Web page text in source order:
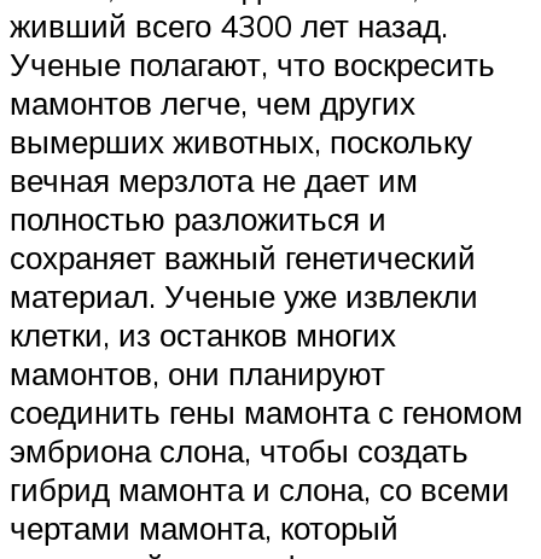
живший всего 4300 лет назад.
Ученые полагают, что воскресить
мамонтов легче, чем других
вымерших животных, поскольку
вечная мерзлота не дает им
полностью разложиться и
сохраняет важный генетический
материал. Ученые уже извлекли
клетки, из останков многих
мамонтов, они планируют
соединить гены мамонта с геномом
эмбриона слона, чтобы создать
гибрид мамонта и слона, со всеми
чертами мамонта, который